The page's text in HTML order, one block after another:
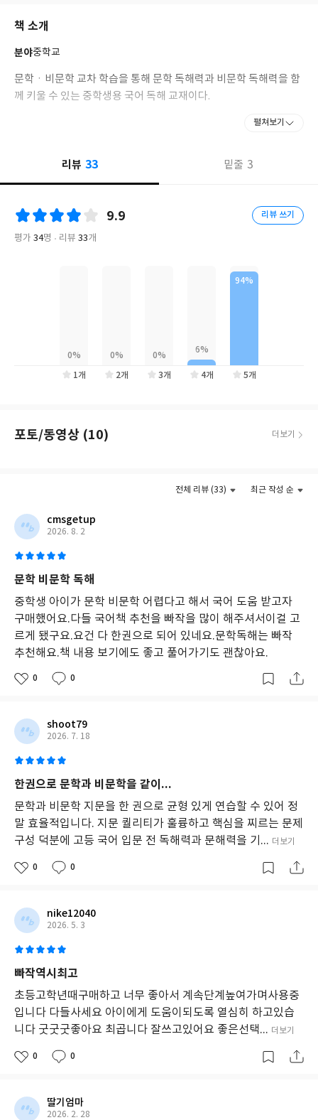
책 소개
분야중학교
문학ㆍ비문학 교차 학습을 통해 문학 독해력과 비문학 독해력을 함
께 키울 수 있는 중학생용 국어 독해 교재이다.
펼쳐보기
리뷰 33 밑줄 3
9.9
평가 34명 리뷰 33개
리뷰 쓰기
1개 2개 3개 4개 5개
포토/동영상 (10) 더보기
전체 리뷰 (33) 최근 작성 순
cmsgetup
2026. 8. 2
문학 비문학 독해
중학생 아이가 문학 비문학 어렵다고 해서 국어 도움 받고자
구매했어요.다들 국어책 추천을 빠작을 많이 해주셔서이걸 고
르게 됐구요.요건 다 한권으로 되어 있네요.문학독해는 빠작
추천해요.책 내용 보기에도 좋고 풀어가기도 괜찮아요.
0 0
shoot79
2026. 7. 18
한권으로 문학과 비문학을 같이...
문학과 비문학 지문을 한 권으로 균형 있게 연습할 수 있어 정
말 효율적입니다. 지문 퀄리티가 훌륭하고 핵심을 찌르는 문제
구성 덕분에 고등 국어 입문 전 독해력과 문해력을 기... 더보기
0 0
nike12040
2026. 5. 3
빠작역시최고
초등고학년때구매하고 너무 좋아서 계속단계높여가며사용중
입니다 다들사세요 아이에게 도움이되도록 열심히 하고있습
니다 굿굿굿좋아요 최곱니다 잘쓰고있어요 좋은선택... 더보기
0 0
딸기엄마
2026. 2. 28